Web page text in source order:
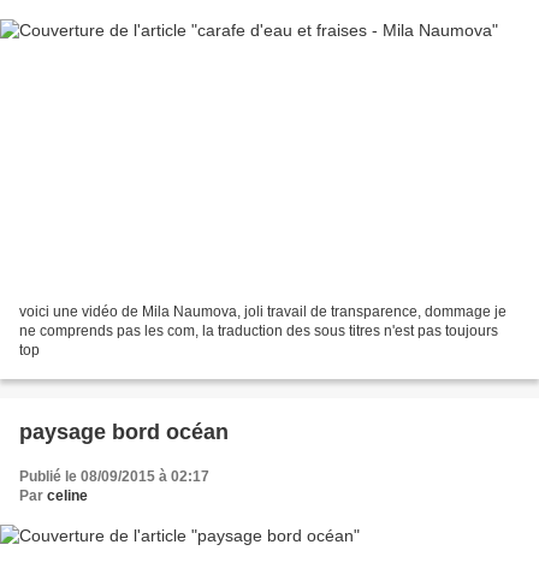
voici une vidéo de Mila Naumova, joli travail de transparence, dommage je
ne comprends pas les com, la traduction des sous titres n'est pas toujours
top
paysage bord océan
Publié le 08/09/2015 à 02:17
Par celine